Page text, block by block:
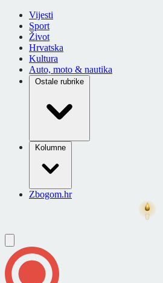
Vijesti
Sport
Život
Hrvatska
Kultura
Auto, moto & nautika
Ostale rubrike
Kolumne
Zbogom.hr